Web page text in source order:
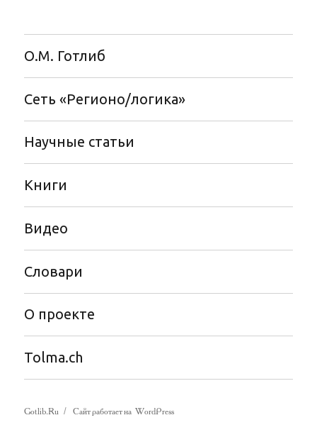
О.М. Готлиб
Сеть «Регионо/логика»
Научные статьи
Книги
Видео
Словари
О проекте
Tolma.ch
Gotlib.Ru Сайт работает на WordPress